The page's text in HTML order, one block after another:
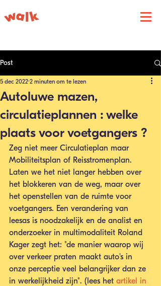
Post
Autoluwe mazen,
circulatieplannen : welke
plaats voor voetgangers ?
5 dec 2022 2 minuten om te lezen
Zeg niet meer Circulatieplan maar
Mobiliteitsplan of Reisstromenplan.
Laten we het niet langer hebben over
het blokkeren van de weg, maar over
het openstellen van de ruimte voor
voetgangers. Een verandering van
leesas is noodzakelijk en de analist en
onderzoeker in multimodaliteit Roland
Kager zegt het: "de manier waarop wij
over verkeer praten maakt auto's in
onze perceptie veel belangrijker dan ze
in werkelijkheid zijn". (lees het artikel in